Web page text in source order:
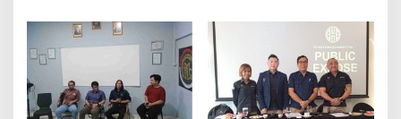
Gardenia 22